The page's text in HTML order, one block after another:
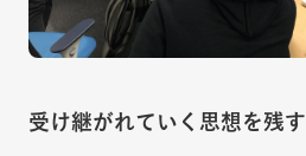
受け継がれていく思想を残す